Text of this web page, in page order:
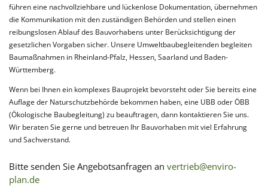
führen eine nachvollziehbare und lückenlose Dokumentation, übernehmen
die Kommunikation mit den zuständigen Behörden und stellen einen
reibungslosen Ablauf des Bauvorhabens unter Berücksichtigung der
gesetzlichen Vorgaben sicher. Unsere Umweltbaubegleitenden begleiten
Baumaßnahmen in Rheinland-Pfalz, Hessen, Saarland und Baden-
Württemberg.
Wenn bei Ihnen ein komplexes Bauprojekt bevorsteht oder Sie bereits eine
Auflage der Naturschutzbehörde bekommen haben, eine UBB oder ÖBB
(Ökologische Baubegleitung) zu beauftragen, dann kontaktieren Sie uns.
Wir beraten Sie gerne und betreuen Ihr Bauvorhaben mit viel Erfahrung
und Sachverstand.
Bitte senden Sie Angebotsanfragen an vertrieb@enviro-
plan.de